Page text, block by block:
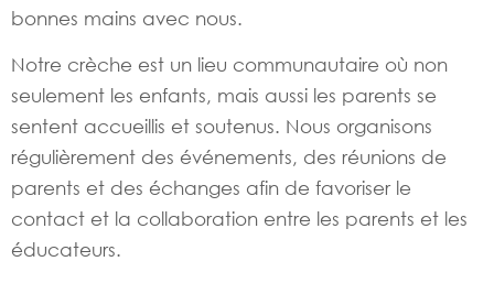
bonnes mains avec nous.
Notre crèche est un lieu communautaire où non
seulement les enfants, mais aussi les parents se
sentent accueillis et soutenus. Nous organisons
régulièrement des événements, des réunions de
parents et des échanges afin de favoriser le
contact et la collaboration entre les parents et les
éducateurs.